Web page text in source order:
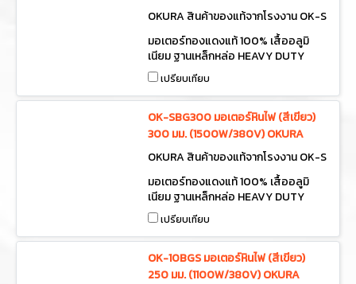
OKURA สินค้าของแท้จากโรงงาน OK-S
มอเตอร์ทองแดงแท้ 100% เสื้ออลูมิ
เนียม ฐานเหล็กหล่อ HEAVY DUTY
BENCH GRINDER
เปรียบเทียบ
OK-SBG300 มอเตอร์หินไฟ (สีเขียว)
300 มม. (1500W/380V) OKURA
OKURA สินค้าของแท้จากโรงงาน OK-S
มอเตอร์ทองแดงแท้ 100% เสื้ออลูมิ
เนียม ฐานเหล็กหล่อ HEAVY DUTY
BENCH GRINDER
เปรียบเทียบ
OK-10BGS มอเตอร์หินไฟ (สีเขียว)
250 มม. (1100W/380V) OKURA